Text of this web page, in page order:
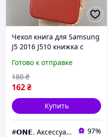
Чехол книга для Samsung
J5 2016 J510 книжка с
самсунг дж5 дж510
красная stn
Готово к отправке
162₴
180 ₴
Купить
#𝗢𝗡𝗘. Аксессуары к смартфонам 97%